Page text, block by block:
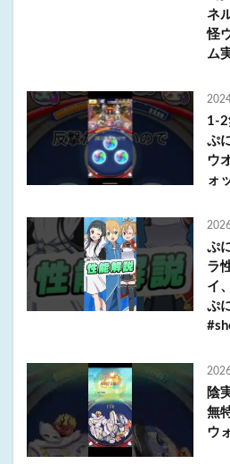
ネ
怪
ム
1-2
ぷ
ウ
ォ
ぷ
ラ
イ
ぷ
陰
無
ウ